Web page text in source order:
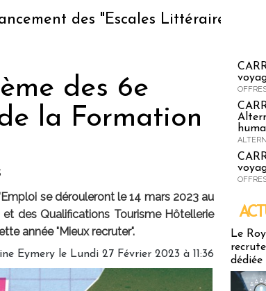
des "Escales Littéraires", la première
des 6e
la Formation
se dérouleront le 14 mars 2023 au
des Qualifications Tourisme Hôtellerie
année "Mieux recruter".
Eymery le Lundi 27 Février 2023 à 11:36
Le